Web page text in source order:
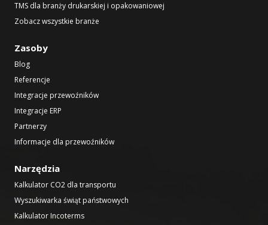
TMS dla branży drukarskiej i opakowaniowej
Zobacz wszystkie branże
Zasoby
Blog
Referencje
Integracje przewoźników
Integracje ERP
Partnerzy
Informacje dla przewoźników
Narzędzia
Kalkulator CO2 dla transportu
Wyszukiwarka świąt państwowych
Kalkulator Incoterms